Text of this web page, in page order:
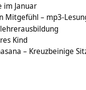
im Januar
Mitgefühl – mp3-
Kind
– Kreuzbeinige